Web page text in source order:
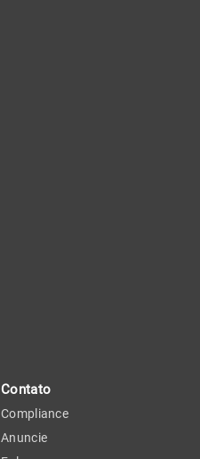
Contato
Compliance
Anuncie